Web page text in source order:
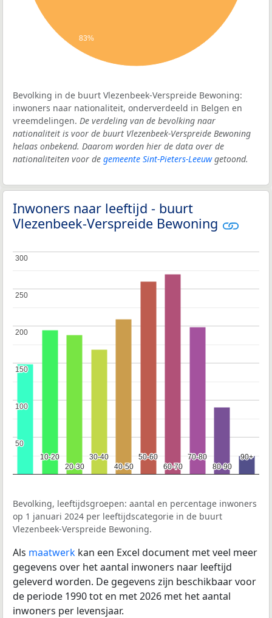
83%
Bevolking in de buurt Vlezenbeek-Verspreide Bewoning:
inwoners naar nationaliteit, onderverdeeld in Belgen en
vreemdelingen. De verdeling van de bevolking naar
nationaliteit is voor de buurt Vlezenbeek-Verspreide Bewoning
helaas onbekend. Daarom worden hier de data over de
nationaliteiten voor de gemeente Sint-Pieters-Leeuwgetoond.
Inwoners naar leeftijd - buurt
Vlezenbeek-Verspreide Bewoning
10-20
10-20
20-30
20-30
30-40
30-40
40-50
40-50
50-60
50-60
60-70
60-70
70-80
70-80
80-90
80-90
90+
90+
50
50
100
100
150
150
200
200
250
250
300
300
Bevolking, leeftijdsgroepen: aantal en percentage inwoners
op 1 januari 2024 per leeftijdscategorie in de buurt
Vlezenbeek-Verspreide Bewoning.
Als maatwerk kan een Excel document met veel meer
gegevens over het aantal inwoners naar leeftijd
geleverd worden. De gegevens zijn beschikbaar voor
de periode 1990 tot en met 2026 met het aantal
inwoners per levensjaar.